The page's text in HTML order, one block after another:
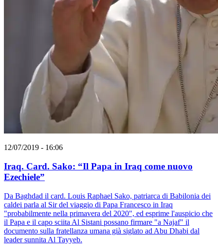
12/07/2019 - 16:06
Iraq. Card. Sako: “Il Papa in Iraq come nuovo
Ezechiele”
Da Baghdad il card. Louis Raphael Sako, patriarca di Babilonia dei
caldei parla al Sir del viaggio di Papa Francesco in Iraq
"probabilmente nella primavera del 2020", ed esprime l'auspicio che
il Papa e il capo sciita Al Sistani possano firmare "a Najaf" il
documento sulla fratellanza umana già siglato ad Abu Dhabi dal
leader sunnita Al Tayyeb.